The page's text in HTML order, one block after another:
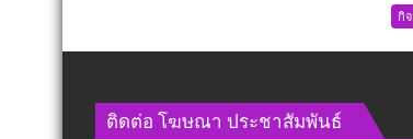
รับ
โดย
กิ
ติดต่อ​ โฆษณา​ ประชาสัมพันธ์